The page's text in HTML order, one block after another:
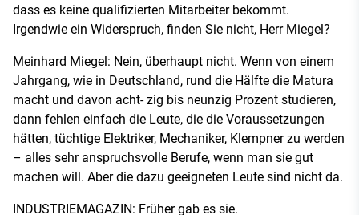
dass es keine qualifizierten Mitarbeiter bekommt.
Irgendwie ein Widerspruch, finden Sie nicht, Herr Miegel?
Meinhard Miegel: Nein, überhaupt nicht. Wenn von einem
Jahrgang, wie in Deutschland, rund die Hälfte die Matura
macht und davon acht- zig bis neunzig Prozent studieren,
dann fehlen einfach die Leute, die die Voraussetzungen
hätten, tüchtige Elektriker, Mechaniker, Klempner zu werden
– alles sehr anspruchsvolle Berufe, wenn man sie gut
machen will. Aber die dazu geeigneten Leute sind nicht da.
INDUSTRIEMAGAZIN: Früher gab es sie.